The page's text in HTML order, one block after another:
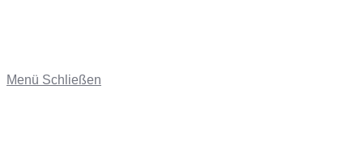
Menü Schließen